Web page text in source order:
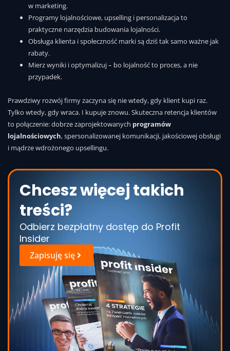
w marketing.
Programy lojalnościowe, upselling i personalizacja to
praktyczne narzędzia budowania lojalności.
Obsługa klienta i społeczność marki są dziś tak samo ważne jak
rabaty.
Mierz wyniki i optymalizuj – bo lojalność to proces, a nie
przypadek.
Prawdziwy rozwój firmy zaczyna się nie wtedy, gdy klient kupi raz.
Tylko wtedy, gdy wraca. I kupuje znowu. Skuteczna retencja klientów
to połączenie: dobrze zaprojektowanych programów
lojalnościowych, spersonalizowanej komunikacji, jakościowej obsługi
i mądrze wdrożonego upsellingu.
Chcesz więcej takich
treści?
Odbierz bezpłatny dostęp do Profit
Insider
Zapisuję się